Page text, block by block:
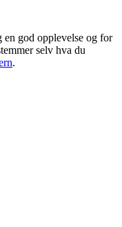
god opplevelse og for
selv hva du
.